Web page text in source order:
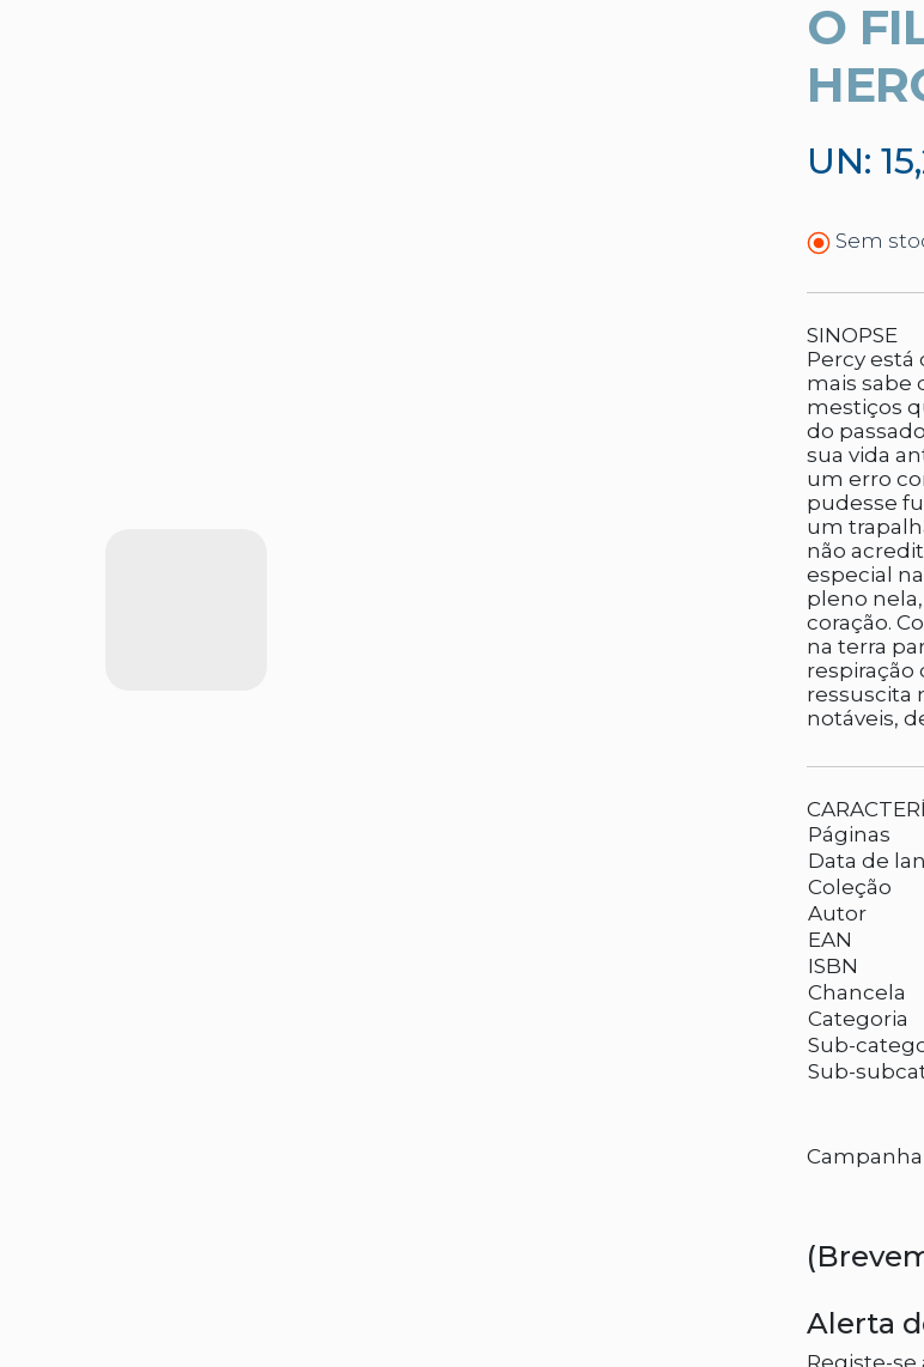
O
UN:
Sem
SINOPSE
Percy está
mais sabe
mestiços
do
sua vida
um erro
pudesse
um
não
especial
pleno
coração.
na terra
respiração
ressuscita
notáveis,
Páginas
Data de
Coleção
Autor
EAN
ISBN
Chancela
Categoria
Sub-
Sub-
Campanha
Alerta
Registe-se